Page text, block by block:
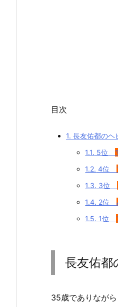
目次
1. 長友佑都のヘ
1.1. 5位
1.2. 4位
1.3. 3位
1.4. 2位
1.5. 1位
長友佑
35歳でありなが